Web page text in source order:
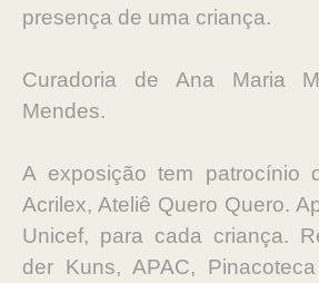
presença de uma criança.
Curadoria de Ana Maria
Mendes.
A exposição tem patrocínio
Acrilex, Ateliê Quero Quero.
Unicef, para cada criança.
der Kuns, APAC,